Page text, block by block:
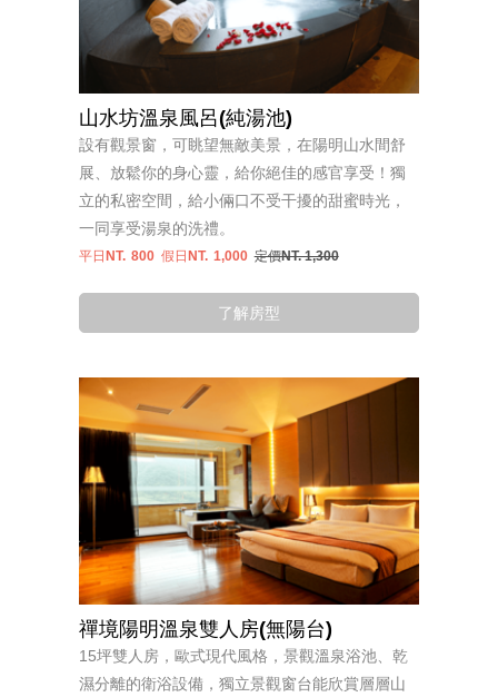
山水坊溫泉風呂(純湯池)
設有觀景窗，可眺望無敵美景，在陽明山水間舒
展、放鬆你的身心靈，給你絕佳的感官享受！獨
立的私密空間，給小倆口不受干擾的甜蜜時光，
一同享受湯泉的洗禮。
平日NT. 800 假日NT. 1,000定價NT. 1,300
了解房型
禪境陽明溫泉雙人房(無陽台)
15坪雙人房，歐式現代風格，景觀溫泉浴池、乾
濕分離的衛浴設備，獨立景觀窗台能欣賞層層山